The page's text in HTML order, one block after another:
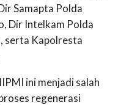
Samapta Polda
Dir Intelkam Polda
serta Kapolresta
ini menjadi salah
regenerasi